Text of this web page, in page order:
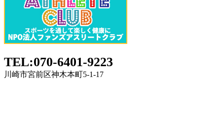
TEL:070-6401-9223
川崎市宮前区神木本町5-1-17